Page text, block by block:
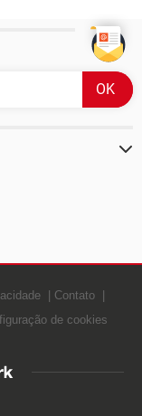
Contato
de cookies